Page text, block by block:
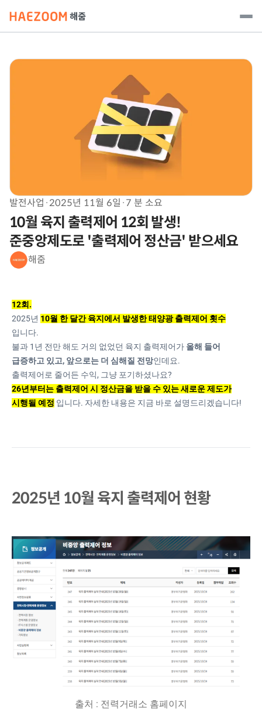
발전사업 ·2025년 11월 6일 ·7 분 소요
10월 육지 출력제어 12회 발생!
준중앙제도로 '출력제어 정산금' 받으세요
해줌
12회.
2025년 10월 한 달간 육지에서 발생한 태양광 출력제어 횟수
입니다.
불과 1년 전만 해도 거의 없었던 육지 출력제어가 올해 들어
급증하고 있고, 앞으로는 더 심해질 전망인데요.
출력제어로 줄어든 수익, 그냥 포기하셨나요?
26년부터는 출력제어 시 정산금을 받을 수 있는 새로운 제도가
시행될 예정 입니다. 자세한 내용은 지금 바로 설명드리겠습니다!
2025년 10월 육지 출력제어 현황
﻿출처 : 전력거래소 홈페이지